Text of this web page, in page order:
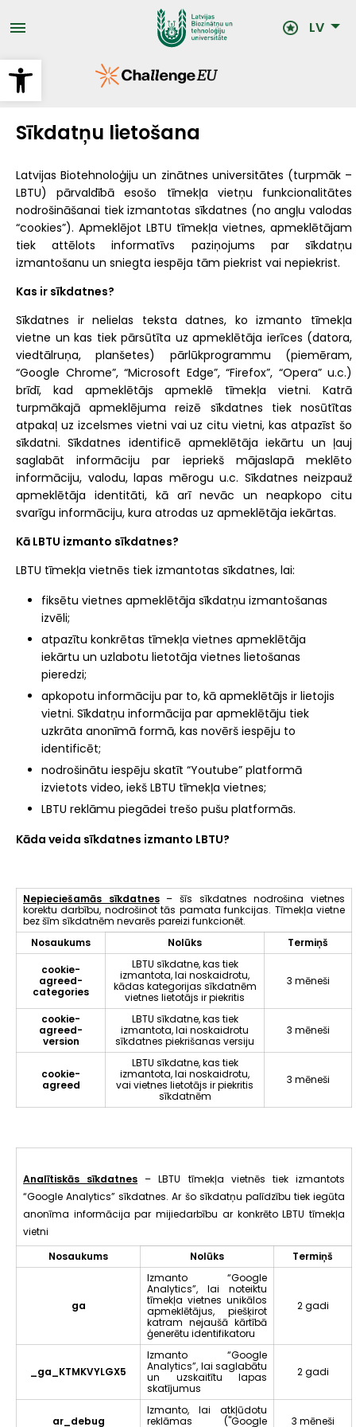
Open toolbar
uz
galveno LV
Sīkdatņu lietošana
Latvijas Biotehnoloģiju un zinātnes universitātes (turpmāk –
LBTU) pārvaldībā esošo tīmekļa vietņu funkcionalitātes
nodrošināšanai tiek izmantotas sīkdatnes (no angļu valodas
“cookies”). Apmeklējot LBTU tīmekļa vietnes, apmeklētājam
tiek attēlots informatīvs paziņojums par sīkdatņu
izmantošanu un sniegta iespēja tām piekrist vai nepiekrist.
Kas ir sīkdatnes?
Sīkdatnes ir nelielas teksta datnes, ko izmanto tīmekļa
vietne un kas tiek pārsūtīta uz apmeklētāja ierīces (datora,
viedtālruņa, planšetes) pārlūkprogrammu (piemēram,
“Google Chrome”, “Microsoft Edge”, “Firefox”, “Opera” u.c.)
brīdī, kad apmeklētājs apmeklē tīmekļa vietni. Katrā
turpmākajā apmeklējuma reizē sīkdatnes tiek nosūtītas
atpakaļ uz izcelsmes vietni vai uz citu vietni, kas atpazīst šo
sīkdatni. Sīkdatnes identificē apmeklētāja iekārtu un ļauj
saglabāt informāciju par iepriekš mājaslapā meklēto
informāciju, valodu, lapas mērogu u.c. Sīkdatnes neizpauž
apmeklētāja identitāti, kā arī nevāc un neapkopo citu
svarīgu informāciju, kura atrodas uz apmeklētāja iekārtas.
Kā LBTU izmanto sīkdatnes?
LBTU tīmekļa vietnēs tiek izmantotas sīkdatnes, lai:
fiksētu vietnes apmeklētāja sīkdatņu izmantošanas
izvēli;
atpazītu konkrētas tīmekļa vietnes apmeklētāja
iekārtu un uzlabotu lietotāja vietnes lietošanas
pieredzi;
apkopotu informāciju par to, kā apmeklētājs ir lietojis
vietni. Sīkdatņu informācija par apmeklētāju tiek
uzkrāta anonīmā formā, kas novērš iespēju to
identificēt;
nodrošinātu iespēju skatīt “Youtube” platformā
izvietots video, iekš LBTU tīmekļa vietnes;
LBTU reklāmu piegādei trešo pušu platformās.
Kāda veida sīkdatnes izmanto LBTU?
Nepieciešamās sīkdatnes– šīs sīkdatnes nodrošina vietnes
korektu darbību, nodrošinot tās pamata funkcijas. Tīmekļa vietne
bez šīm sīkdatnēm nevarēs pareizi funkcionēt.
Nosaukums
Nolūks
Termiņš
cookie-
agreed-
categories
LBTU sīkdatne, kas tiek
izmantota, lai noskaidrotu,
kādas kategorijas sīkdatnēm
vietnes lietotājs ir piekritis
3 mēneši
cookie-
agreed-
version
LBTU sīkdatne, kas tiek
izmantota, lai noskaidrotu
sīkdatnes piekrišanas versiju
3 mēneši
cookie-
agreed
LBTU sīkdatne, kas tiek
izmantota, lai noskaidrotu,
vai vietnes lietotājs ir piekritis
sīkdatnēm
3 mēneši
Analītiskās sīkdatnes – LBTU tīmekļa vietnēs tiek izmantots
“Google Analytics” sīkdatnes. Ar šo sīkdatņu palīdzību tiek iegūta
anonīma informācija par mijiedarbību ar konkrēto LBTU tīmekļa
vietni
Nosaukums
Nolūks Termiņš
ga
Izmanto “Google
Analytics”, lai noteiktu
tīmekļa vietnes unikālos
apmeklētājus, piešķirot
katram nejaušā kārtībā
ģenerētu identifikatoru
2 gadi
_ga_KTMKVYLGX5
Izmanto “Google
Analytics”, lai saglabātu
un uzskaitītu lapas
skatījumus
2 gadi
ar_debug
Izmanto, lai atkļūdotu
reklāmas ("Google
3 mēneši